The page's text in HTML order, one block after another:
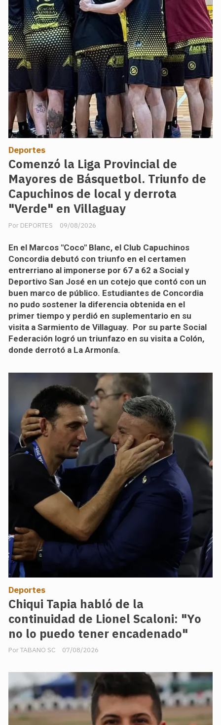
Comenzó la Liga Provincial de
Mayores de Básquetbol. Triunfo de
Capuchinos de local y derrota
"Verde" en Villaguay
DEPORTES
Deportes
09/08/2026
En el Marcos "Coco" Blanc, el Club Capuchinos
Concordia debutó con triunfo en el certamen
entrerriano al imponerse por 67 a 62 a Social y
Deportivo San José en un cotejo que contó con un
buen marco de público. Estudiantes de Concordia
no pudo sostener la diferencia obtenida en el
primer tiempo y perdió en suplementario en su
visita a Sarmiento de Villaguay. Por su parte Social
Federación logró un triunfazo en su visita a Colón,
donde derrotó a La Armonía.
Chiqui Tapia habló de la
continuidad de Lionel Scaloni: "Yo
no lo puedo tener encadenado"
TABANO SC
Deportes
07/08/2026